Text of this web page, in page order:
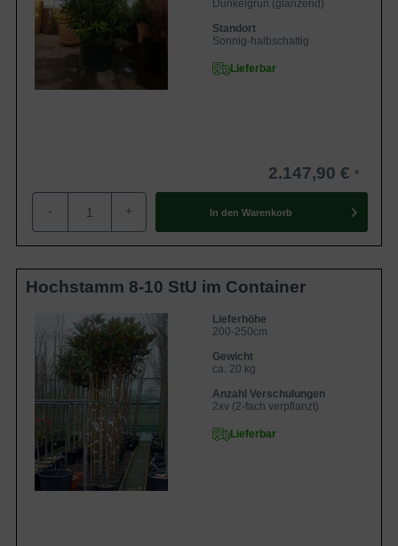
Dunkelgrün (glänzend)
Standort
Sonnig-halbschattig
Lieferbar
2.147,90 €
- + In den Warenkorb
Hochstamm 8-10 StU im Container
Lieferhöhe
200-250cm
Gewicht
ca. 20 kg
Anzahl Verschulungen
2xv (2-fach verpflanzt)
Lieferbar